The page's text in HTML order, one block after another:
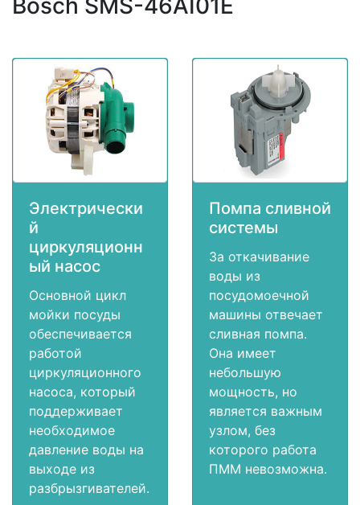
Bosch SMS-46AI01E
Электрически
й
циркуляционн
ый насос
Основной цикл
мойки посуды
обеспечивается
работой
циркуляционного
насоса, который
поддерживает
необходимое
давление воды на
выходе из
разбрызгивателей.
Помпа сливной
системы
За откачивание
воды из
посудомоечной
машины отвечает
сливная помпа.
Она имеет
небольшую
мощность, но
является важным
узлом, без
которого работа
ПММ невозможна.